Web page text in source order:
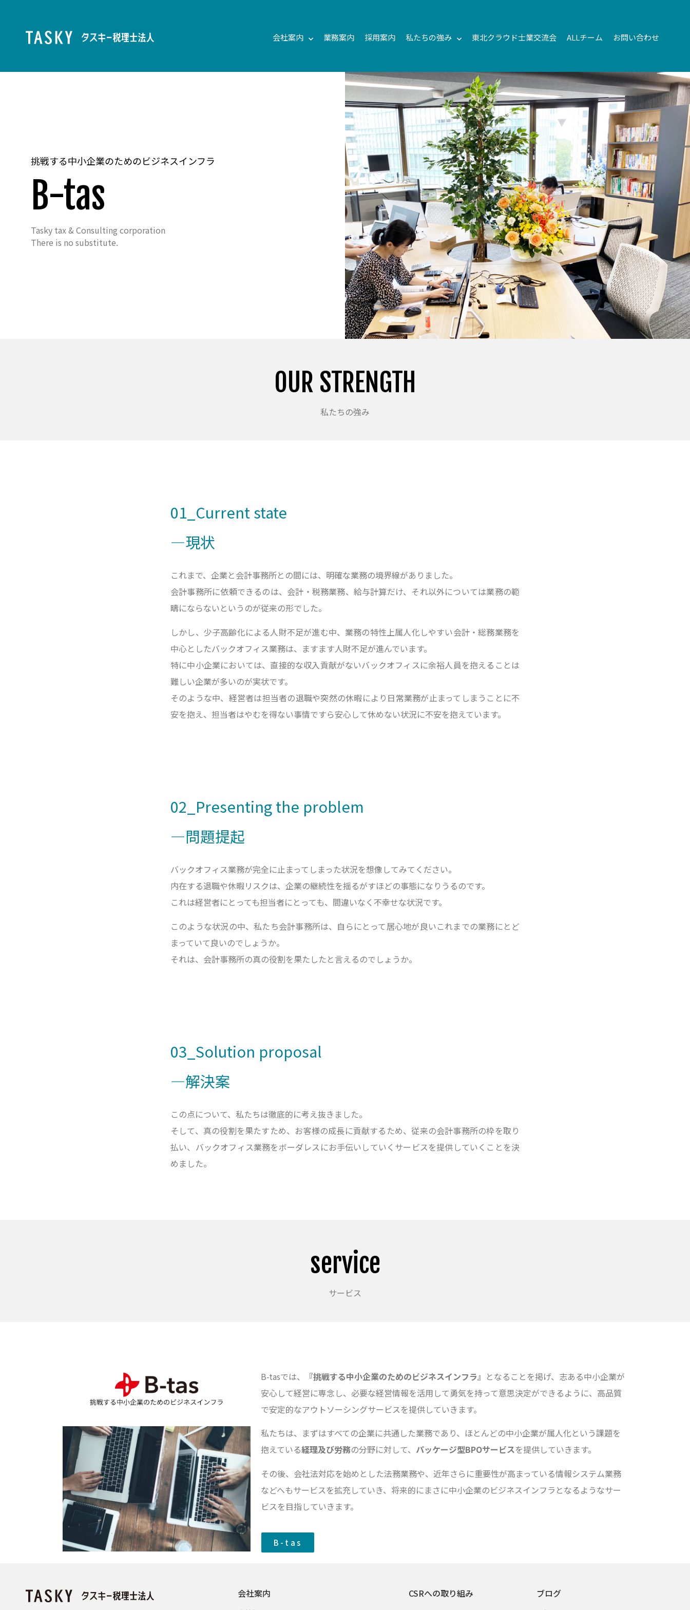
会社案内 業務案内 採用案内 私たちの強み 東北クラウド士業交流会 ALLチーム お問い合わせ
挑戦する中小企業のためのビジネスインフラ
B-tas
Tasky tax & Consulting corporation
There is no substitute.
OUR STRENGTH
私たちの強み
01_Current state
―現状
これまで、企業と会計事務所との間には、明確な業務の境界線がありました。
会計事務所に依頼できるのは、会計・税務業務、給与計算だけ、それ以外については業務の範
疇にならないというのが従来の形でした。
しかし、少子高齢化による人財不足が進む中、業務の特性上属人化しやすい会計・総務業務を
中心としたバックオフィス業務は、ますます人財不足が進んでいます。
特に中小企業においては、直接的な収入貢献がないバックオフィスに余裕人員を抱えることは
難しい企業が多いのが実状です。
そのような中、経営者は担当者の退職や突然の休暇により日常業務が止まってしまうことに不
安を抱え、担当者はやむを得ない事情ですら安心して休めない状況に不安を抱えています。
02_Presenting the problem
―問題提起
バックオフィス業務が完全に止まってしまった状況を想像してみてください。
内在する退職や休暇リスクは、企業の継続性を揺るがすほどの事態になりうるのです。
これは経営者にとっても担当者にとっても、間違いなく不幸せな状況です。
このような状況の中、私たち会計事務所は、自らにとって居心地が良いこれまでの業務にとど
まっていて良いのでしょうか。
それは、会計事務所の真の役割を果たしたと言えるのでしょうか。
03_Solution proposal
―解決案
この点について、私たちは徹底的に考え抜きました。
そして、真の役割を果たすため、お客様の成長に貢献するため、従来の会計事務所の枠を取り
払い、バックオフィス業務をボーダレスにお手伝いしていくサービスを提供していくことを決
めました。
service
サービス
B-tasでは、 『挑戦する中小企業のためのビジネスインフラ』 となることを掲げ、志ある中小企業が
安心して経営に専念し、必要な経営情報を活用して勇気を持って意思決定ができるように、高品質
で安定的なアウトソーシングサービスを提供していきます。
私たちは、まずはすべての企業に共通した業務であり、ほとんどの中小企業が属人化という課題を
抱えている経理及び労務の分野に対して、 パッケージ型BPOサービスを提供していきます。
その後、会社法対応を始めとした法務業務や、近年さらに重要性が高まっている情報システム業務
などへもサービスを拡充していき、将来的にまさに中小企業のビジネスインフラとなるようなサー
ビスを目指していきます。
B-tas
会社案内 CSRへの取り組み ブログ